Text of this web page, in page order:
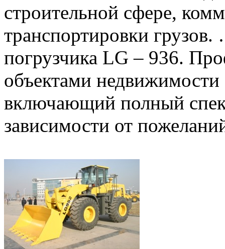
строительной сфере,
транспортировки
погрузчика LG – 936.
объектами
включающий полный
зависимости от